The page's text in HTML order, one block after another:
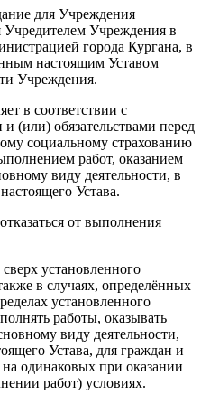
для Учреждения
Учредителем Учреждения в
города Кургана, в
настоящим Уставом
Учреждения.
в соответствии с
(или) обязательствами перед
социальному страхованию
работ, оказанием
виду деятельности, в
Устава.
от выполнения
установленного
в случаях, определённых
установленного
работы, оказывать
виду деятельности,
Устава, для граждан и
одинаковых при оказании
работ) условиях.